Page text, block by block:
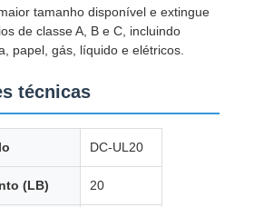
tamanho disponível e extingue
de classe A, B e C, incluindo
papel, gás, líquido e elétricos.
técnicas
DC-UL20
(LB) 20